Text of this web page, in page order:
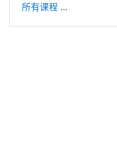
所有课程 ...